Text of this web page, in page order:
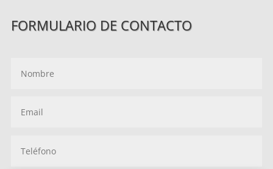
FORMULARIO DE CONTACTO